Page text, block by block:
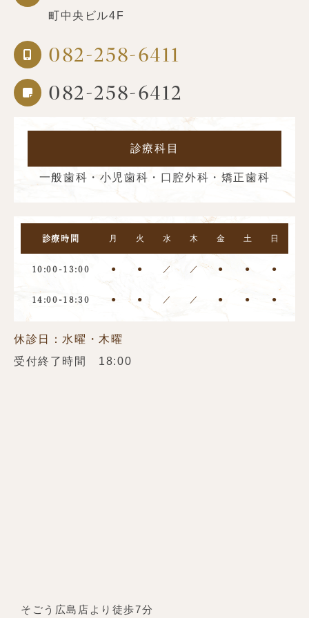
町中央ビル4F
082-258-6411
082-258-6412
診療科目
一般歯科・小児歯科・口腔外科・矯正歯科
診療時間 月 火 水 木 金 土 日
10:00-13:00 ● ● ／ ／ ● ● ●
14:00-18:30 ● ● ／ ／ ● ● ●
休診日：水曜・木曜
受付終了時間 18:00
そごう広島店より徒歩7分